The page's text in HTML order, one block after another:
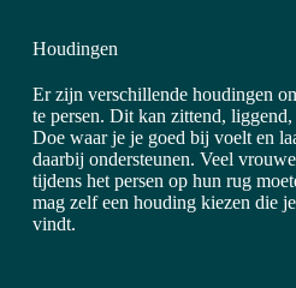
Houdingen
Er zijn verschillende houdingen
te persen. Dit kan zittend,
Doe waar je je goed bij voelt en
daarbij ondersteunen. Veel
tijdens het persen op hun rug
mag zelf een houding kiezen die
vindt.